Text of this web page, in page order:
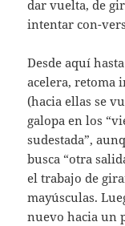
dar vuelta, de
intentar con-
Desde aquí
acelera, retoma
(hacia ellas se
galopa en los
sudestada”,
busca “otra
el trabajo de
mayúsculas.
nuevo hacia un